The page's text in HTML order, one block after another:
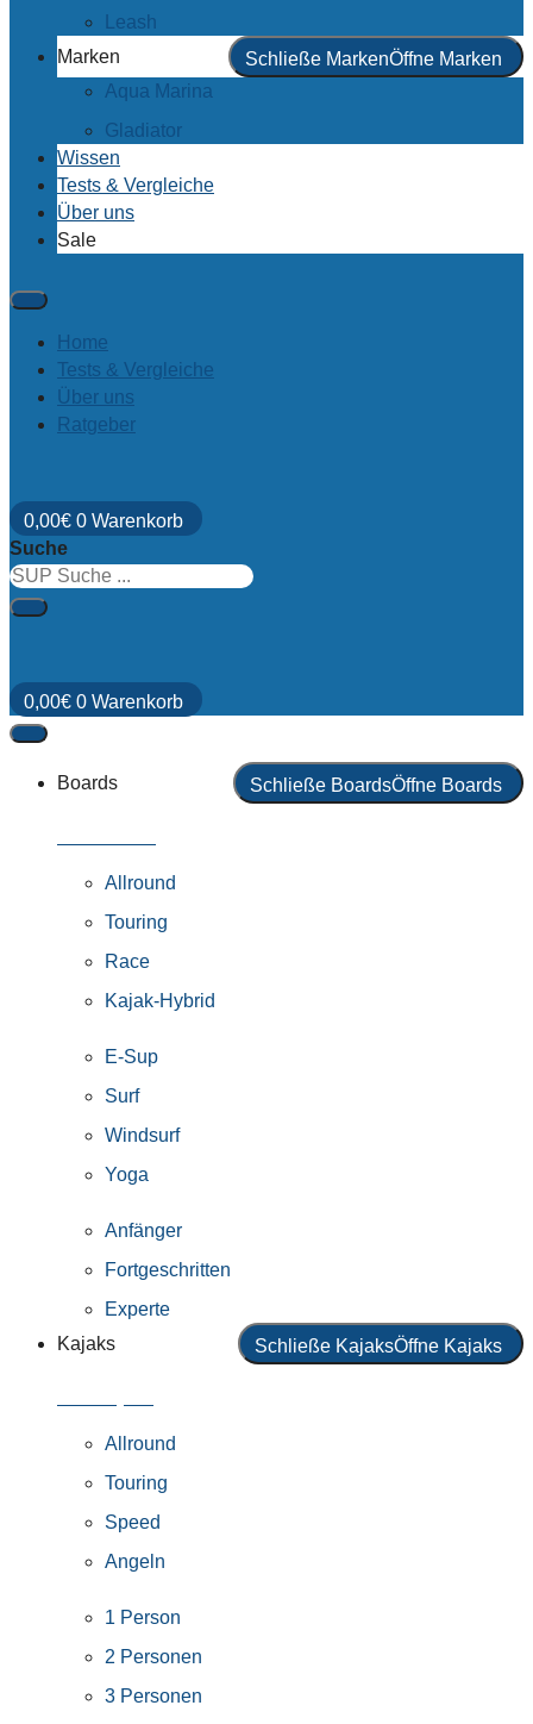
Leash
Marken
Schließe MarkenÖffne Marken
Aqua Marina
Gladiator
Wissen
Tests & Vergleiche
Über uns
Sale
Home
Tests & Vergleiche
Über uns
Ratgeber
0,00€ 0 Warenkorb
Suche
0,00€ 0 Warenkorb
Boards Schließe BoardsÖffne Boards
Allround
Touring
Race
Kajak-Hybrid
E-Sup
Surf
Windsurf
Yoga
Anfänger
Fortgeschritten
Experte
Kajaks
Schließe KajaksÖffne Kajaks
Allround
Touring
Speed
Angeln
1 Person
2 Personen
3 Personen